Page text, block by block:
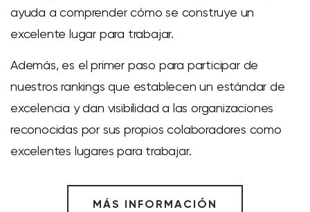
ayuda a comprender cómo se construye un
excelente lugar para trabajar.
Además, es el primer paso para participar de
nuestros rankings que establecen un estándar de
excelencia y dan visibilidad a las organizaciones
reconocidas por sus propios colaboradores como
excelentes lugares para trabajar.
MÁS INFORMACIÓN